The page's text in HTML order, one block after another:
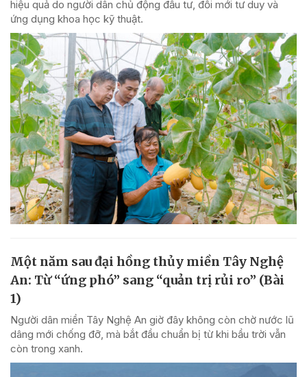
hiệu quả do người dân chủ động đầu tư, đổi mới tư duy và
ứng dụng khoa học kỹ thuật.
Một năm sau đại hồng thủy miền Tây Nghệ
An: Từ “ứng phó” sang “quản trị rủi ro” (Bài
1)
Người dân miền Tây Nghệ An giờ đây không còn chờ nước lũ
dâng mới chống đỡ, mà bắt đầu chuẩn bị từ khi bầu trời vẫn
còn trong xanh.